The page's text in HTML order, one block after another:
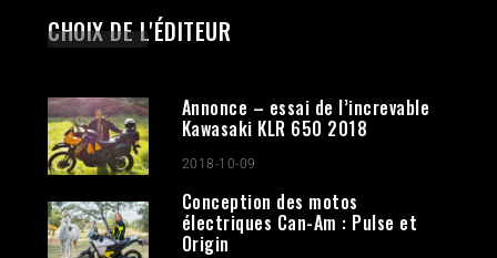
CHOIX DE L'ÉDITEUR
Annonce – essai de l’increvable
Kawasaki KLR 650 2018
2018-10-09
Conception des motos
électriques Can-Am : Pulse et
Origin